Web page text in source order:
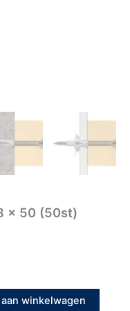
x 50 (50st)
winkelwagen